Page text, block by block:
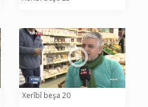
Xerîbî beşa 20